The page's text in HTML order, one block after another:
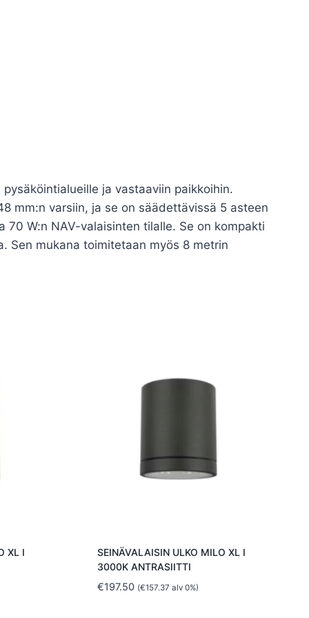
ja vastaaviin paikkoihin.
mm:n varsiin, ja se on säädettävissä 5 asteen
70 W:n NAV-valaisinten tilalle. Se on kompakti
Sen mukana toimitetaan myös 8 metrin
XL I
SEINÄVALAISIN ULKO MILO XL I
3000K ANTRASIITTI
€197.50 (€157.37 alv 0%)